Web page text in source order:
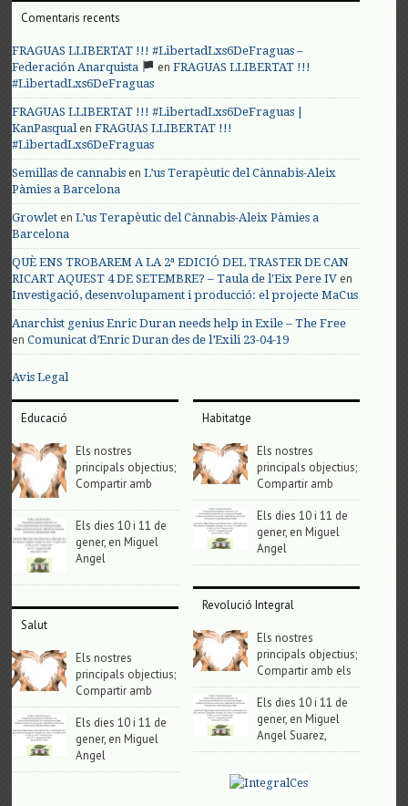
Comentaris recents
FRAGUAS LLIBERTAT !!! #LibertadLxs6DeFraguas –
Federación Anarquista
enFRAGUAS LLIBERTAT !!!
#LibertadLxs6DeFraguas
FRAGUAS LLIBERTAT !!! #LibertadLxs6DeFraguas |
KanPasqualenFRAGUAS LLIBERTAT !!!
#LibertadLxs6DeFraguas
Semillas de cannabis enL’us Terapèutic del Cànnabis-Aleix
Pàmies a Barcelona
Growlet enL’us Terapèutic del Cànnabis-Aleix Pàmies a
Barcelona
QUÈ ENS TROBAREM A LA 2ª EDICIÓ DEL TRASTER DE CAN
RICART AQUEST 4 DE SETEMBRE? – Taula de l'Eix Pere IV en
Investigació, desenvolupament i producció: el projecte MaCus
Anarchist genius Enric Duran needs help in Exile – The Free
enComunicat d’Enric Duran des de l’Exili 23-04-19
Avis Legal
Educació
Els nostres
principals objectius;
Compartir amb
Els dies 10 i 11 de
gener, en Miguel
Angel
Salut
Els nostres
principals objectius;
Compartir amb
Els dies 10 i 11 de
gener, en Miguel
Angel
Habitatge
Els nostres
principals objectius;
Compartir amb
Els dies 10 i 11 de
gener, en Miguel
Angel
Revolució Integral
Els nostres
principals objectius;
Compartir amb els
Els dies 10 i 11 de
gener, en Miguel
Angel Suarez,